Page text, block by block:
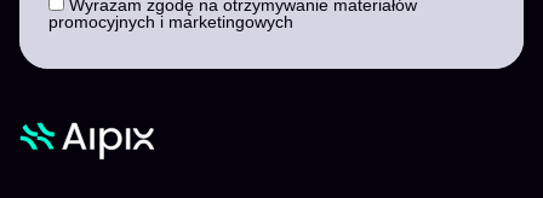
Wyrażam zgodę na otrzymywanie materiałów
promocyjnych i marketingowych